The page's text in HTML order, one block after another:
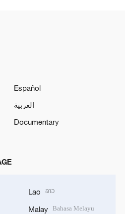
Español
العربية
Documentary
Lao ລາວ
Malay Bahasa Melayu